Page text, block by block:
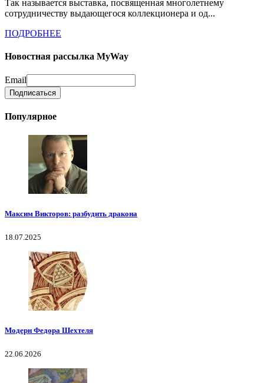
Так называется выставка, посвященная многолетнему
сотрудничеству выдающегося коллекционера и од...
ПОДРОБНЕЕ
Новостная рассылка MyWay
Email
Популярное
Максим Викторов: разбудить дракона
18.07.2025
Модерн Федора Шехтеля
22.06.2026